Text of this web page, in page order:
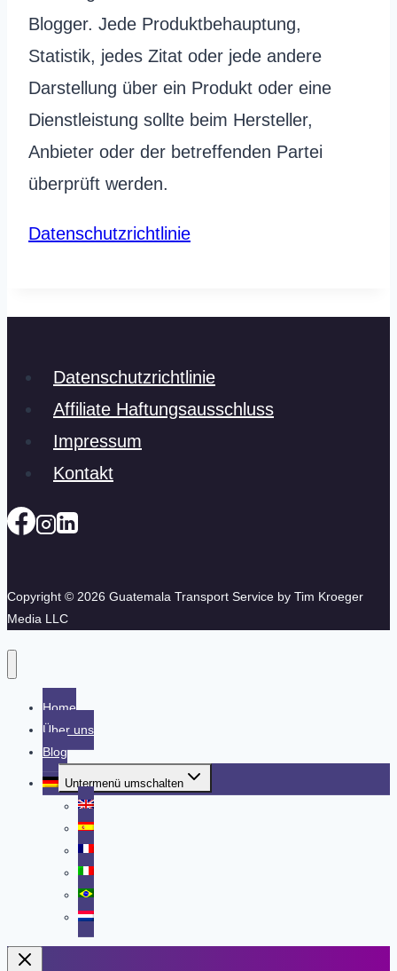
Blogger. Jede Produktbehauptung,
Statistik, jedes Zitat oder jede andere
Darstellung über ein Produkt oder eine
Dienstleistung sollte beim Hersteller,
Anbieter oder der betreffenden Partei
überprüft werden.
Datenschutzrichtlinie
Datenschutzrichtlinie
Affiliate Haftungsausschluss
Impressum
Kontakt
Copyright © 2026 Guatemala Transport Service by Tim Kroeger
Media LLC
Home
Über uns
Blog
Untermenü umschalten